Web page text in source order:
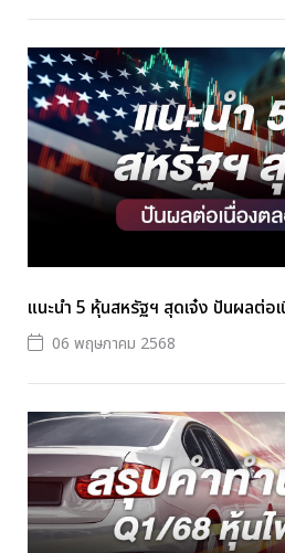
แนะนำ 5 หุ้นสหรัฐฯ สุดเจ๋ง ปันผลต่อ
06 พฤษภาคม 2568